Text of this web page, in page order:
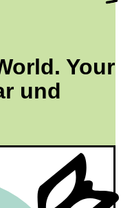
Your
und